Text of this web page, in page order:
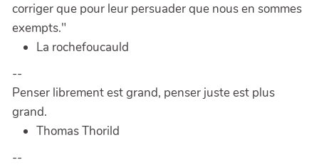
corriger que pour leur persuader que nous en sommes
exempts."
La rochefoucauld
--
Penser librement est grand, penser juste est plus
grand.
Thomas Thorild
--